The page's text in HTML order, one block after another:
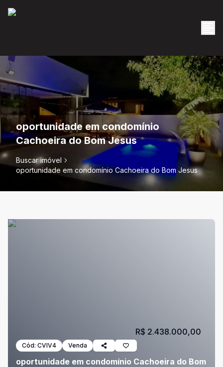
oportunidade em condomínio
Cachoeira do Bom Jesus
Buscar imóvel
oportunidade em condomínio Cachoeira do Bom Jesus
Cód: CVIV4 Venda
oportunidade em condomínio Cachoeira do Bom
R$ 2.438.000,00